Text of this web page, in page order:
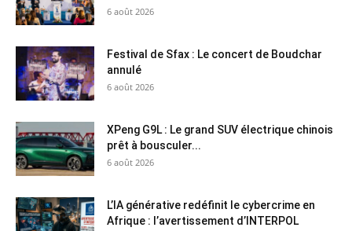
6 août 2026
Festival de Sfax : Le concert de Boudchar
annulé
6 août 2026
XPeng G9L : Le grand SUV électrique chinois
prêt à bousculer...
6 août 2026
L’IA générative redéfinit le cybercrime en
Afrique : l’avertissement d’INTERPOL